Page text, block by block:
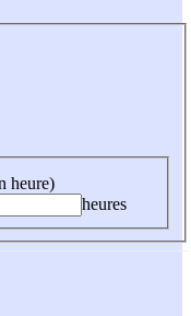
heure)
heures